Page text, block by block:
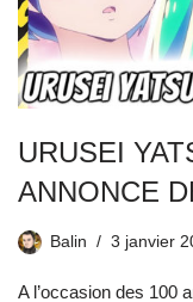
URUSEI
ANNONCE
Balin 3 janvier
A l’occasion des 100